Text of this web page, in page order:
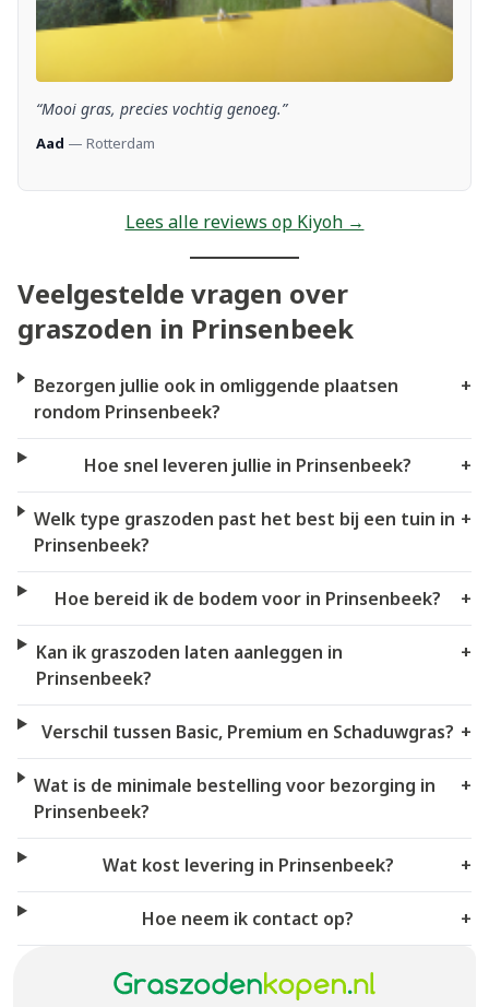
“Mooi gras, precies vochtig genoeg.”
Aad — Rotterdam
Lees alle reviews op Kiyoh →
Veelgestelde vragen over
graszoden in Prinsenbeek
Bezorgen jullie ook in omliggende plaatsen
rondom Prinsenbeek?
+
Hoe snel leveren jullie in Prinsenbeek? +
Welk type graszoden past het best bij een tuin in
Prinsenbeek?
+
Hoe bereid ik de bodem voor in Prinsenbeek? +
Kan ik graszoden laten aanleggen in
Prinsenbeek?
+
Verschil tussen Basic, Premium en Schaduwgras? +
Wat is de minimale bestelling voor bezorging in
Prinsenbeek?
+
Wat kost levering in Prinsenbeek? +
Hoe neem ik contact op? +